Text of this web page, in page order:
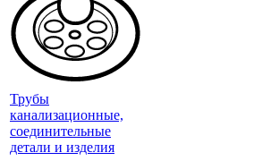
Трубы
канализационные,
соединительные
детали и изделия